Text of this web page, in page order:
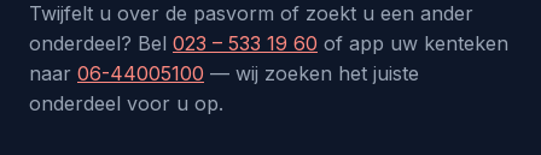
Twijfelt u over de pasvorm of zoekt u een ander
onderdeel? Bel 023 – 533 19 60 of app uw kenteken
naar 06-44005100 — wij zoeken het juiste
onderdeel voor u op.